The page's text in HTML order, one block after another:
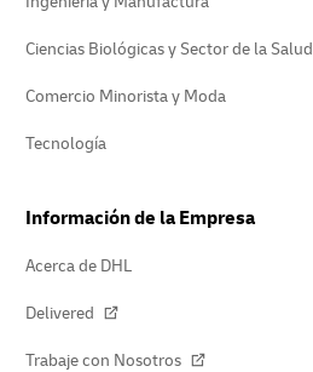
Ciencias Biológicas y Sector de la Salud
Comercio Minorista y Moda
Tecnología
Información de la Empresa
Acerca de DHL
Delivered
Trabaje con Nosotros